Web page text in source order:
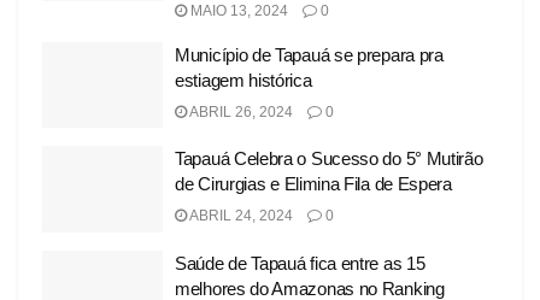
MAIO 13, 2024 0
Município de Tapauá se prepara pra
estiagem histórica
ABRIL 26, 2024 0
Tapauá Celebra o Sucesso do 5° Mutirão
de Cirurgias e Elimina Fila de Espera
ABRIL 24, 2024 0
Saúde de Tapauá fica entre as 15
melhores do Amazonas no Ranking